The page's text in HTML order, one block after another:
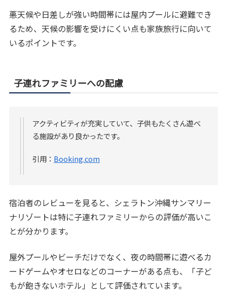
悪天候や日差しが強い時間帯には屋内プールに避難でき
るため、天候の影響を受けにくい点も家族旅行に向いて
いるポイントです。
子連れファミリーへの配慮
アクティビティが充実していて、子供もたくさん遊べ
る施設があり良かったです。
引用： Booking.com
宿泊者のレビューを見ると、シェラトン沖縄サンマリー
ナリゾートは特に子連れファミリーからの評価が高いこ
とが分かります。
屋外プールやビーチだけでなく、夜の時間帯に遊べるカ
ードゲームやオセロなどのコーナーがある点も、「子ど
もが飽きないホテル」として評価されています。